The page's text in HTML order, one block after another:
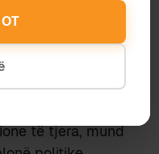
nuk i eci, sepse
vërtet ndonjë
etnocentrik; por jo
të tjera, mund